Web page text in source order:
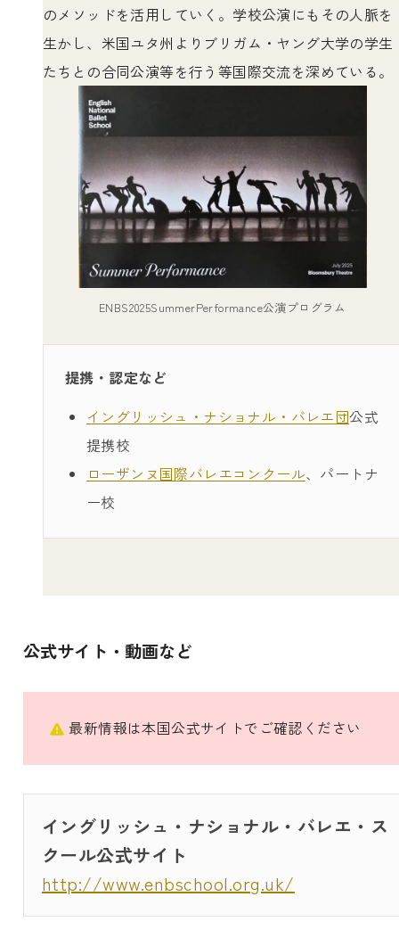
のメソッドを活用していく。学校公演にもその人脈を
生かし、米国ユタ州よりブリガム・ヤング大学の学生
たちとの合同公演等を行う等国際交流を深めている。
ENBS2025SummerPerformance公演プログラム
提携・認定など
イングリッシュ・ナショナル・バレエ団公式
提携校
ローザンヌ国際バレエコンクール、パートナ
ー校
公式サイト・動画など
最新情報は本国公式サイトでご確認ください
イングリッシュ・ナショナル・バレエ・ス
クール公式サイト
http://www.enbschool.org.uk/